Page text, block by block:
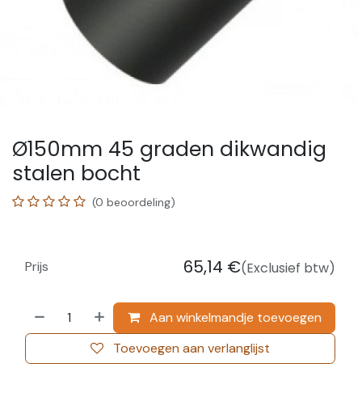
Ø150mm 45 graden dikwandig
stalen bocht
(0 beoordeling)
Aan winkelmandje toevoegen
Toevoegen aan verlanglijst
Prijs 65,14 €(Exclusief btw)